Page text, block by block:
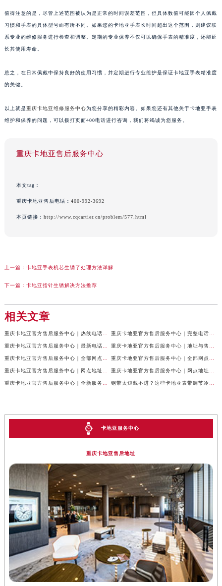
值得注意的是，尽管上述范围被认为是正常的时间误差范围，但具体数值可能因个人佩戴
习惯和手表的具体型号而有所不同。如果您的卡地亚手表长时间超出这个范围，则建议联
系专业的维修服务进行检查和调整。定期的专业保养不仅可以确保手表的精准度，还能延
长其使用寿命。
总之，在日常佩戴中保持良好的使用习惯，并定期进行专业维护是保证卡地亚手表精准度
的关键。
以上就是重庆卡地亚维修服务中心为您分享的精彩内容。如果您还有其他关于卡地亚手表
维护和保养的问题，可以拨打页面400电话进行咨询，我们将竭诚为您服务。
重庆卡地亚售后服务中心
本文tag：
重庆卡地亚售后电话： 400-992-3692
本页链接： http://www.cqcartier.cn/problem/577.html
上一篇： 卡地亚手表机芯生锈了处理方法详解
下一篇： 卡地亚指针生锈解决方法推荐
相关文章
卡地亚服务中心
重庆卡地亚售后地址